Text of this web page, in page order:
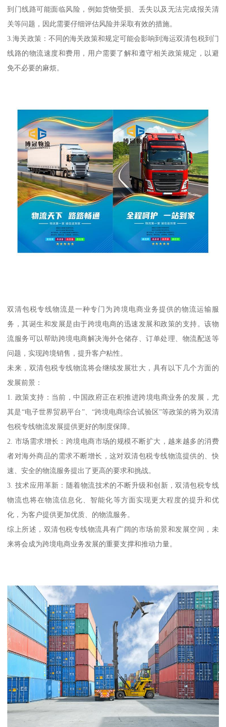
到门线路可能面临风险，例如货物受损、丢失以及无法完成报关清
关等问题，因此需要仔细评估风险并采取有效的措施。
3.海关政策：不同的海关政策和规定可能会影响到海运双清包税到门
线路的物流速度和费用，用户需要了解和遵守相关政策规定，以避
免不必要的麻烦。
双清包税专线物流是一种专门为跨境电商业务提供的物流运输服
务，其诞生和发展是由于跨境电商的迅速发展和政策的支持。该物
流服务可以帮助跨境电商解决海外仓储存、订单处理、物流配送等
问题，实现跨境销售，提升客户粘性。
未来，双清包税专线物流将会继续发展壮大，具有以下几个方面的
发展前景：
1. 政策支持：当前，中国政府正在积推进跨境电商业务的发展，尤
其是“电子世界贸易平台”、“跨境电商综合试验区”等政策的将为双清
包税专线物流发展提供更好的制度保障。
2. 市场需求增长：跨境电商市场的规模不断扩大，越来越多的消费
者对海外商品的需求不断增长，这对双清包税专线物流提供的、快
速、安全的物流服务提出了更高的要求和挑战。
3. 技术应用革新：随着物流技术的不断升级和创新，双清包税专线
物流也将在物流信息化、智能化等方面实现更大程度的提升和优
化，为客户提供更加优质、的物流服务。
综上所述，双清包税专线物流具有广阔的市场前景和发展空间，未
来将会成为跨境电商业务发展的重要支撑和推动力量。